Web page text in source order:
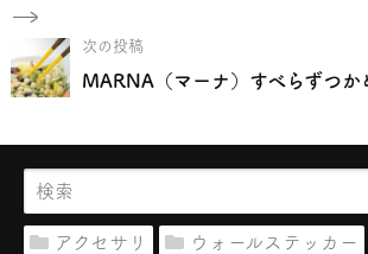
次の投稿
アクセサリ ウォールステッカー